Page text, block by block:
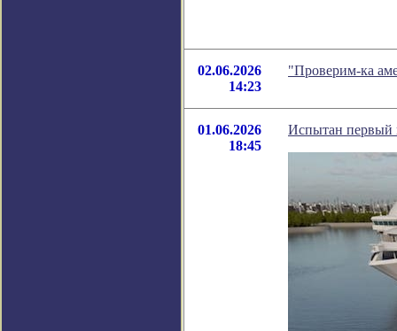
02.06.2026
14:23
"Проверим-ка
01.06.2026
18:45
Испытан первый